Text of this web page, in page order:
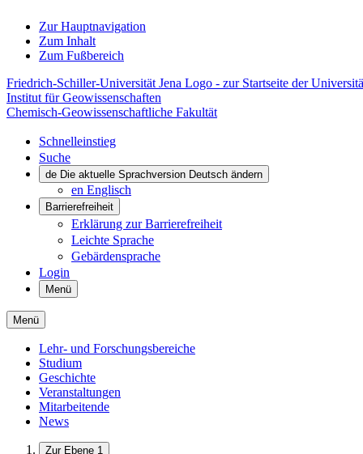
Zur Hauptnavigation
Zum Inhalt
Zum Fußbereich
Friedrich-Schiller-Universität Jena Logo - zur Startseite der
Institut für Geowissenschaften
Chemisch-Geowissenschaftliche Fakultät
Schnelleinstieg
Suche
de Die aktuelle Sprachversion Deutsch ändern
en Englisch
Barrierefreiheit
Erklärung zur Barrierefreiheit
Leichte Sprache
Gebärdensprache
Login
Menü
Menü
Lehr- und Forschungsbereiche
Studium
Geschichte
Veranstaltungen
Mitarbeitende
News
Zur Ebene 1